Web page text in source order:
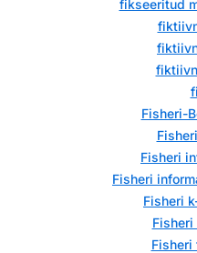
fikseeritud
Fisheri-
Fisheri
Fisheri
Fisheri
Fisheri